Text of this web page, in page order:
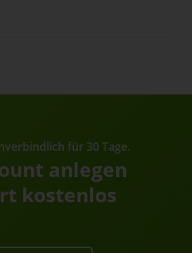
für 30 Tage.
anlegen
kostenlos